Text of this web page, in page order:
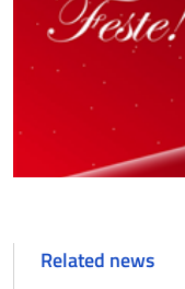
Related news